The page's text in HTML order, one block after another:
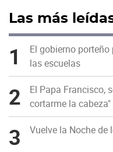
Las más
1
El gobierno
las escuelas
2
El Papa Francisco,
cortarme la cabeza"
3 Vuelve la Noche de